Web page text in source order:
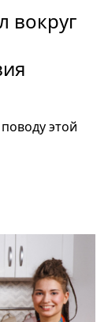
вокруг
этой